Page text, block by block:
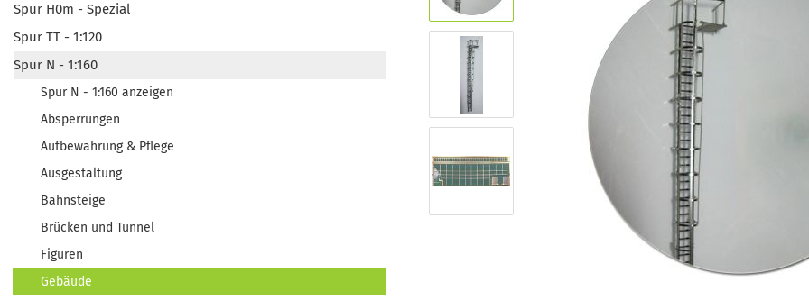
Spur H0m - Spezial
Spur TT - 1:120
Spur N - 1:160
Spur N - 1:160 anzeigen
Absperrungen
Aufbewahrung & Pflege
Ausgestaltung
Bahnsteige
Brücken und Tunnel
Figuren
Gebäude